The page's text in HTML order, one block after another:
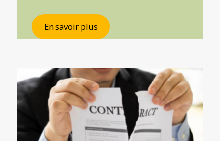
En savoir plus